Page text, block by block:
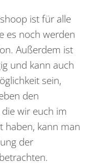
ist für alle
es noch werden
Außerdem ist
und kann auch
sein,
den
wir euch im
haben, kann man
der